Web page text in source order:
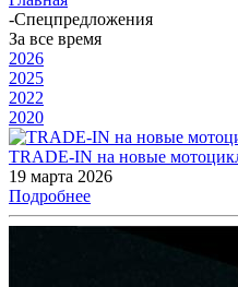
-Спецпредложения
За все время
2026
2025
2022
2020
TRADE-IN на новые
19 марта 2026
Подробнее